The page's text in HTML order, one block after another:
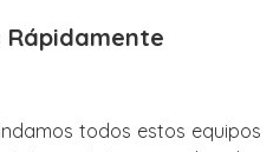
Rápidamente
todos estos equipos